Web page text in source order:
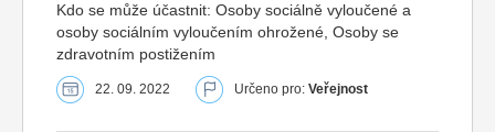
Kdo se může účastnit: Osoby sociálně vyloučené a
osoby sociálním vyloučením ohrožené, Osoby se
zdravotním postižením
22. 09. 2022 Určeno pro: Veřejnost